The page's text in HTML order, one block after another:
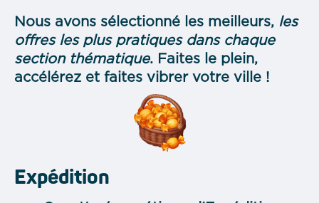
Nous avons sélectionné les meilleurs, les
offres les plus pratiques dans chaque
section thématique. Faites le plein,
accélérez et faites vibrer votre ville !
Expédition